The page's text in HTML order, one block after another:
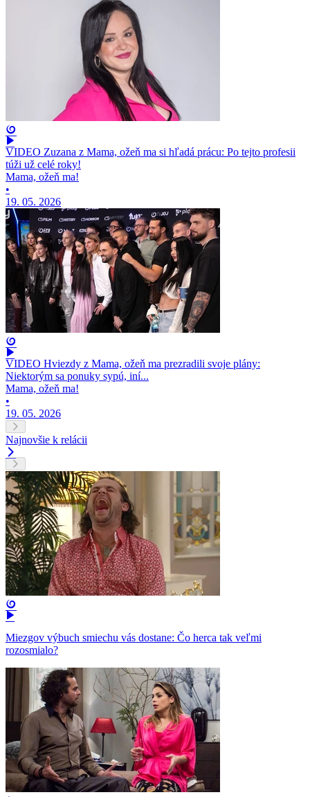
VIDEO Zuzana z Mama, ožeň ma si hľadá prácu: Po tejto profesii
túži už celé roky!
Mama, ožeň ma!
•
19. 05. 2026
VIDEO Hviezdy z Mama, ožeň ma prezradili svoje plány:
Niektorým sa ponuky sypú, iní...
Mama, ožeň ma!
•
19. 05. 2026
Najnovšie k relácii
Miezgov výbuch smiechu vás dostane: Čo herca tak veľmi
rozosmialo?